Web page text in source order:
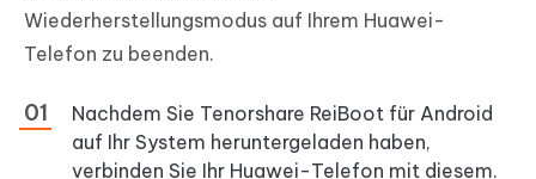
Wiederherstellungsmodus auf Ihrem Huawei-
Telefon zu beenden.
Nachdem Sie Tenorshare ReiBoot für Android
auf Ihr System heruntergeladen haben,
verbinden Sie Ihr Huawei-Telefon mit diesem.